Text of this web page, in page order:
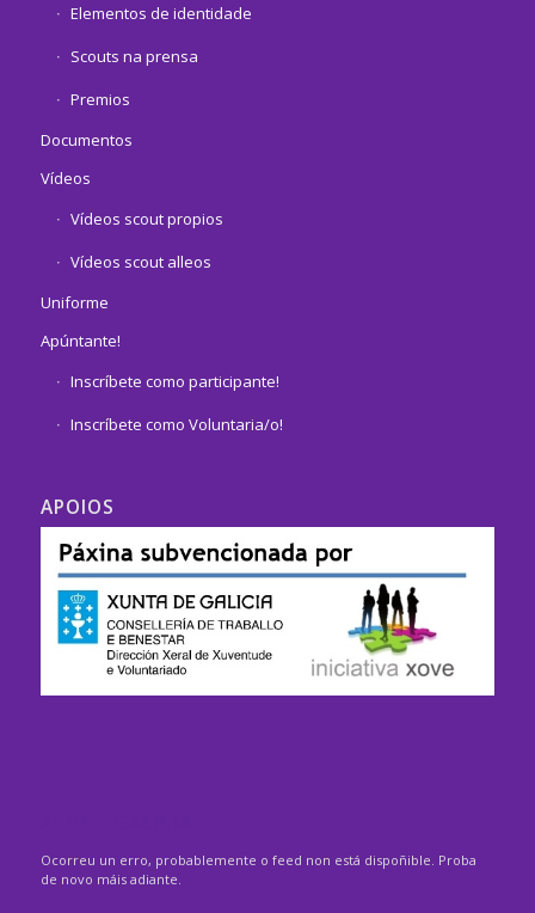
Elementos de identidade
Scouts na prensa
Premios
Documentos
Vídeos
Vídeos scout propios
Vídeos scout alleos
Uniforme
Apúntante!
Inscríbete como participante!
Inscríbete como Voluntaria/o!
APOIOS
Ocorreu un erro, probablemente o feed non está dispoñible. Proba
de novo máis adiante.